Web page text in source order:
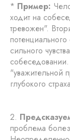
* Пример:
ходит на
тревожен".
сильного
"уважительной
глубокого
2.
проблема